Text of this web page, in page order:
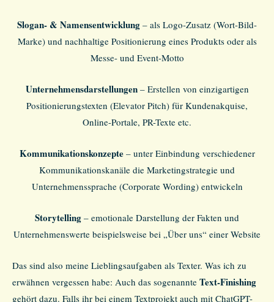
Slogan- & Namensentwicklung – als Logo-Zusatz (Wort-Bild-
Marke) und nachhaltige Positionierung eines Produkts oder als
Messe- und Event-Motto
Unternehmensdarstellungen – Erstellen von einzigartigen
Positionierungstexten (Elevator Pitch) für Kundenakquise,
Online-Portale, PR-Texte etc.
Kommunikationskonzepte– unter Einbindung verschiedener
Kommunikationskanäle die Marketingstrategie und
Unternehmenssprache (Corporate Wording) entwickeln
Storytelling – emotionale Darstellung der Fakten und
Unternehmenswerte beispielsweise bei „Über uns“ einer Website
Das sind also meine Lieblingsaufgaben als Texter. Was ich zu
erwähnen vergessen habe: Auch das sogenannte Text-Finishing
gehört dazu. Falls ihr bei einem Textprojekt auch mit ChatGPT-